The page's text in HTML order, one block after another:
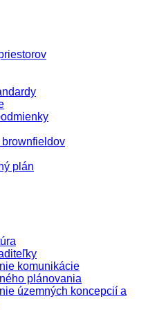
plán
komunikácie
plánovania
územných koncepcií a